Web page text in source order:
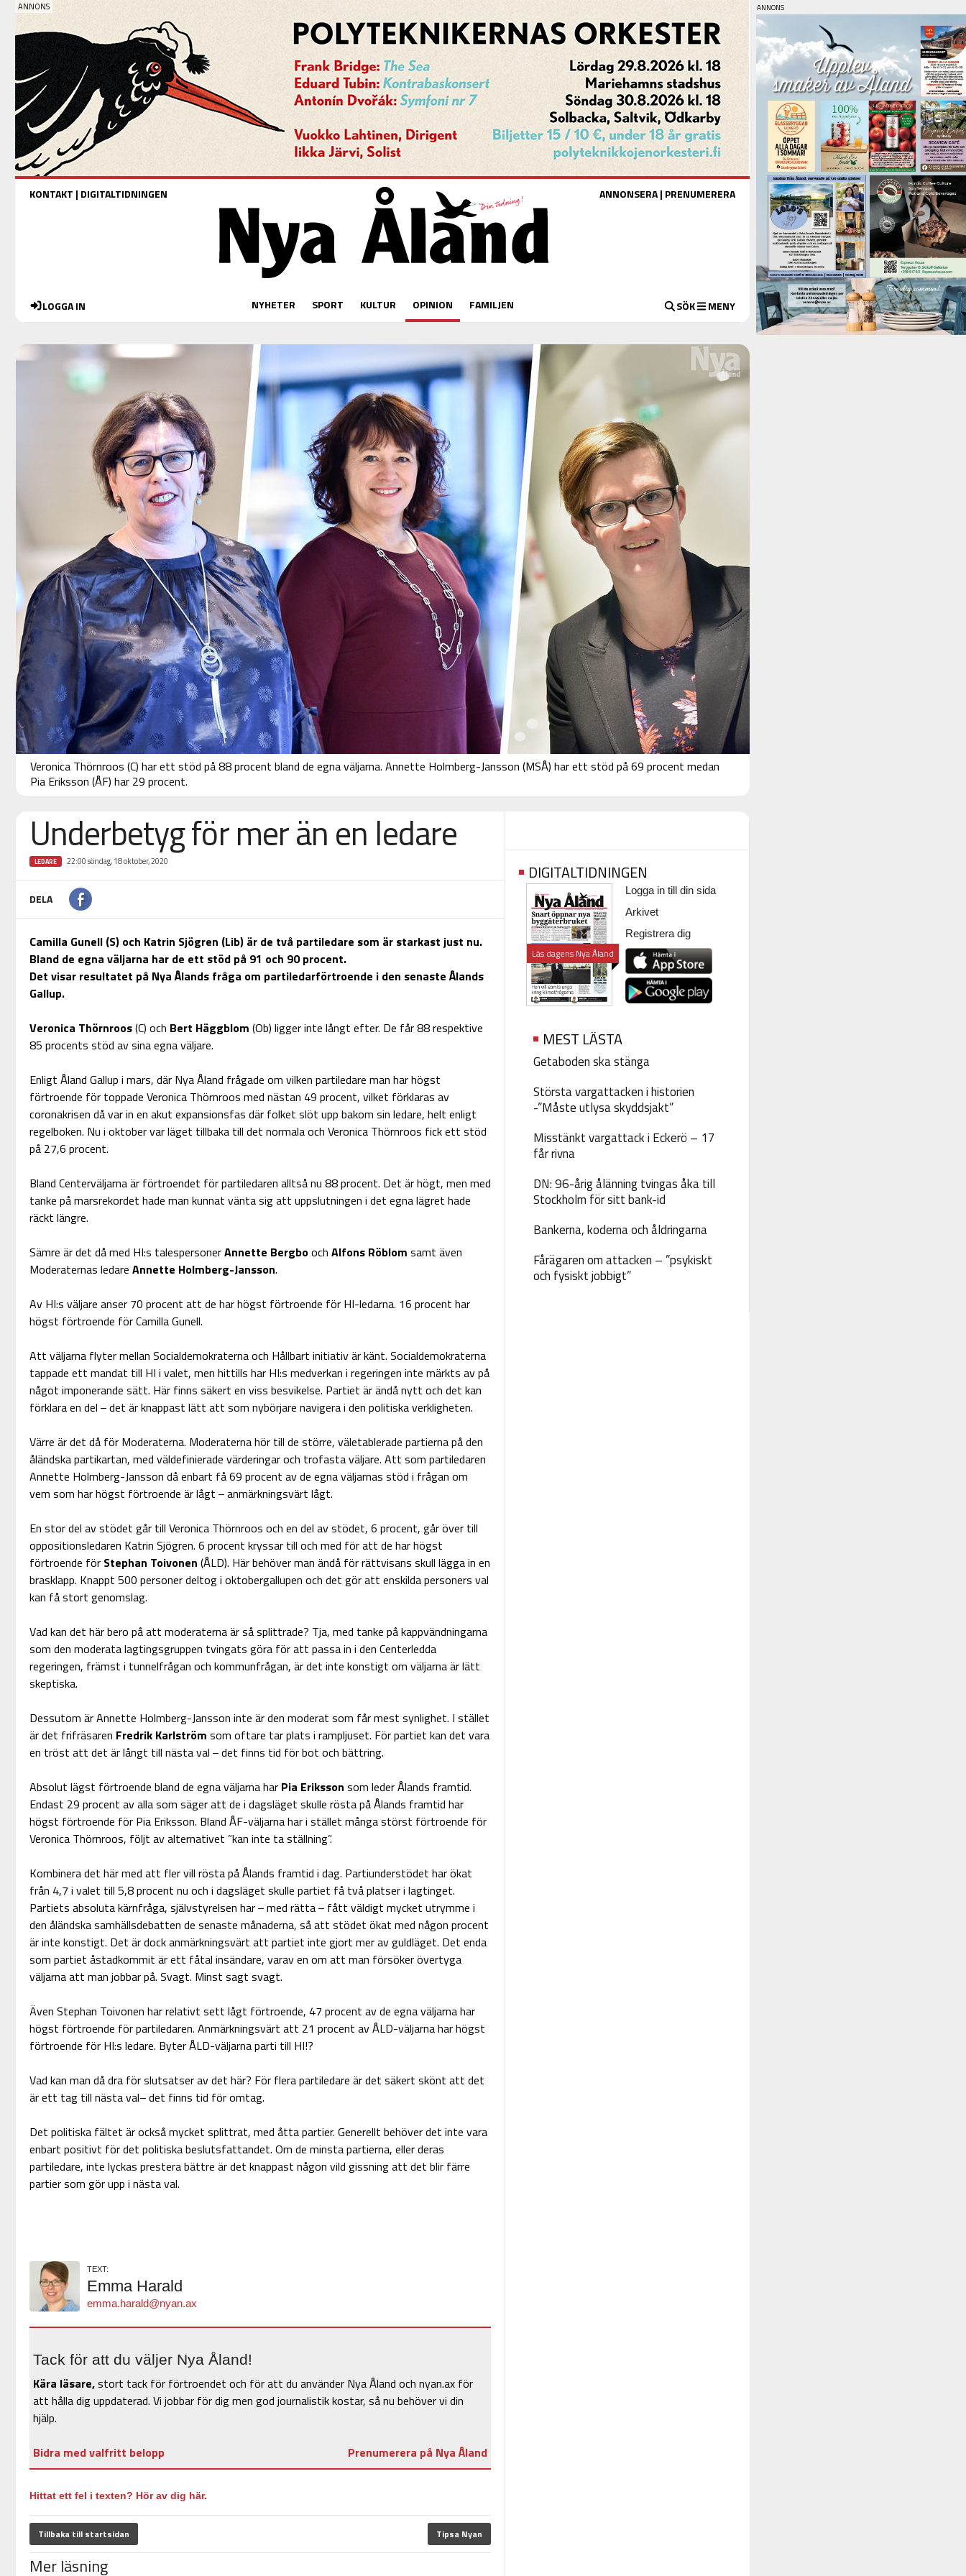
KONTAKT | DIGITALTIDNINGEN ANNONSERA| PRENUMERERA
LOGGA IN NYHETER SPORT KULTUR OPINION FAMILJEN SÖK MENY
Veronica Thörnroos (C) har ett stöd på 88 procent bland de egna väljarna. Annette Holmberg-Jansson (MSÅ) har ett stöd på 69 procent medan
Pia Eriksson (ÅF) har 29 procent.
Underbetyg för mer än en ledare
LEDARE 22:00 söndag, 18 oktober, 2020
DELA
Camilla Gunell (S) och Katrin Sjögren (Lib) är de två partiledare som är starkast just nu.
Bland de egna väljarna har de ett stöd på 91 och 90 procent.
Det visar resultatet på Nya Ålands fråga om partiledarförtroende i den senaste Ålands
Gallup.
Veronica Thörnroos(C) och Bert Häggblom (Ob) ligger inte långt efter. De får 88 respektive
85 procents stöd av sina egna väljare.
Enligt Åland Gallup i mars, där Nya Åland frågade om vilken partiledare man har högst
förtroende för toppade Veronica Thörnroos med nästan 49 procent, vilket förklaras av
coronakrisen då var in en akut expansionsfas där folket slöt upp bakom sin ledare, helt enligt
regelboken. Nu i oktober var läget tillbaka till det normala och Veronica Thörnroos fick ett stöd
på 27,6 procent.
Bland Centerväljarna är förtroendet för partiledaren alltså nu 88 procent. Det är högt, men med
tanke på marsrekordet hade man kunnat vänta sig att uppslutningen i det egna lägret hade
räckt längre.
Sämre är det då med HI:s talespersonerAnnette Bergbooch Alfons Röblom samt även
Moderaternas ledare Annette Holmberg-Jansson.
Av HI:s väljare anser 70 procent att de har högst förtroende för HI-ledarna. 16 procent har
högst förtroende för Camilla Gunell.
Att väljarna flyter mellan Socialdemokraterna och Hållbart initiativ är känt. Socialdemokraterna
tappade ett mandat till HI i valet, men hittills har HI:s medverkan i regeringen inte märkts av på
något imponerande sätt. Här finns säkert en viss besvikelse. Partiet är ändå nytt och det kan
förklara en del – det är knappast lätt att som nybörjare navigera i den politiska verkligheten.
Värre är det då för Moderaterna. Moderaterna hör till de större, väletablerade partierna på den
åländska partikartan, med väldefinierade värderingar och trofasta väljare. Att som partiledaren
Annette Holmberg-Jansson då enbart få 69 procent av de egna väljarnas stöd i frågan om
vem som har högst förtroende är lågt – anmärkningsvärt lågt.
En stor del av stödet går till Veronica Thörnroos och en del av stödet, 6 procent, går över till
oppositionsledaren Katrin Sjögren. 6 procent kryssar till och med för att de har högst
förtroende för Stephan Toivonen (ÅLD). Här behöver man ändå för rättvisans skull lägga in en
brasklapp. Knappt 500 personer deltog i oktobergallupen och det gör att enskilda personers val
kan få stort genomslag.
Vad kan det här bero på att moderaterna är så splittrade? Tja, med tanke på kappvändningarna
som den moderata lagtingsgruppen tvingats göra för att passa in i den Centerledda
regeringen, främst i tunnelfrågan och kommunfrågan, är det inte konstigt om väljarna är lätt
skeptiska.
Dessutom är Annette Holmberg-Jansson inte är den moderat som får mest synlighet. I stället
är det frifräsaren Fredrik Karlström som oftare tar plats i rampljuset. För partiet kan det vara
en tröst att det är långt till nästa val – det finns tid för bot och bättring.
Absolut lägst förtroende bland de egna väljarna har Pia Eriksson som leder Ålands framtid.
Endast 29 procent av alla som säger att de i dagsläget skulle rösta på Ålands framtid har
högst förtroende för Pia Eriksson. Bland ÅF-väljarna har i stället många störst förtroende för
Veronica Thörnroos, följt av alternativet ”kan inte ta ställning”.
Kombinera det här med att fler vill rösta på Ålands framtid i dag. Partiunderstödet har ökat
från 4,7 i valet till 5,8 procent nu och i dagsläget skulle partiet få två platser i lagtinget.
Partiets absoluta kärnfråga, självstyrelsen har – med rätta – fått väldigt mycket utrymme i
den åländska samhällsdebatten de senaste månaderna, så att stödet ökat med någon procent
är inte konstigt. Det är dock anmärkningsvärt att partiet inte gjort mer av guldläget. Det enda
som partiet åstadkommit är ett fåtal insändare, varav en om att man försöker övertyga
väljarna att man jobbar på. Svagt. Minst sagt svagt.
Även Stephan Toivonen har relativt sett lågt förtroende, 47 procent av de egna väljarna har
högst förtroende för partiledaren. Anmärkningsvärt att 21 procent av ÅLD-väljarna har högst
förtroende för HI:s ledare. Byter ÅLD-väljarna parti till HI!?
Vad kan man då dra för slutsatser av det här? För flera partiledare är det säkert skönt att det
är ett tag till nästa val– det finns tid för omtag.
Det politiska fältet är också mycket splittrat, med åtta partier. Generellt behöver det inte vara
enbart positivt för det politiska beslutsfattandet. Om de minsta partierna, eller deras
partiledare, inte lyckas prestera bättre är det knappast någon vild gissning att det blir färre
partier som gör upp i nästa val.
TEXT:
Emma Harald
emma.harald@nyan.ax
Tack för att du väljer Nya Åland!
Kära läsare,stort tack för förtroendet och för att du använder Nya Åland och nyan.ax för
att hålla dig uppdaterad. Vi jobbar för dig men god journalistik kostar, så nu behöver vi din
hjälp.
Bidra med valfritt belopp
Prenumerera på Nya Åland
Hittat ett fel i texten? Hör av dig här.
Tillbaka till startsidan Tipsa Nyan
Mer läsning
DIGITALTIDNINGEN
Läs dagens Nya Åland
Logga in till din sida
Arkivet
Registrera dig
MEST LÄSTA
Getaboden ska stänga
Största vargattacken i historien
-”Måste utlysa skyddsjakt”
Misstänkt vargattack i Eckerö – 17
får rivna
DN: 96-årig ålänning tvingas åka till
Stockholm för sitt bank-id
Bankerna, koderna och åldringarna
Fårägaren om attacken – ”psykiskt
och fysiskt jobbigt”